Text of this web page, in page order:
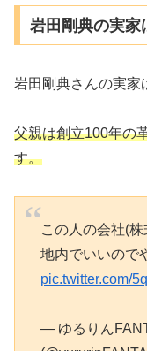
岩田剛典の実家
岩田剛典さんの実家
父親は創立100年の
す。
この人の会社(
地内でいいので
pic.twitter.com/
— ゆるりん